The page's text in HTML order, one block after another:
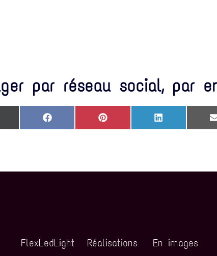
par réseau social, par
ON X (TWITTER)
SHARE ON FACEBOOKSHARE ON PINTEREST
SHARE ON
FlexLedLight Réalisations En images